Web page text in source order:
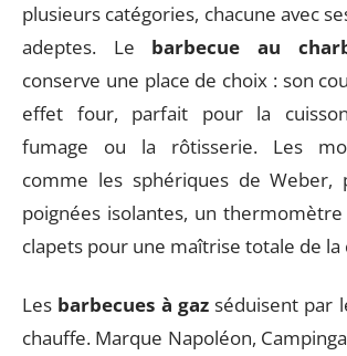
plusieurs catégories, chacune avec
adeptes. Le barbecue au
conserve une place de choix : son
effet four, parfait pour la
fumage ou la rôtisserie. Les
comme les sphériques de Weber,
poignées isolantes, un
clapets pour une maîtrise totale de la
Les barbecues à gazséduisent par
chauffe. Marque Napoléon,